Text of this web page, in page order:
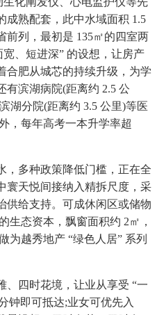
成熟配套，此中水域面积 1.5
前列，最初是 135㎡的四室两
、短进深” 的设想，让房产
合肥从城芯的持续升级，为学
有滨湖病院(距离约 2.5 公
湖分院(距离约 3.5 公里)等医
，每年高考一本升学率超
多种政策降低门槛，正在全
寰天悦间接纳入精拆尺度，采
供给支持。可成休闲区或储物
生态资本，飘窗面积约 2㎡，
为越秀地产 “绿色人居” 系列
四时花境，让业从享受 “一
钟即可抵达;业女可优先入